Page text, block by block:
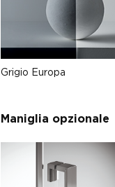
Grigio Europa
Maniglia opzionale